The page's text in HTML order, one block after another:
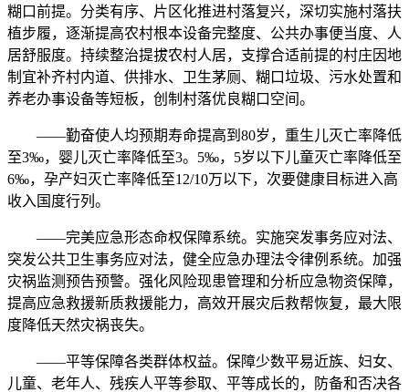
糊口前提。分类有序、片区化推进村落复兴，深切实施村落扶
植步履，逐渐提高农村根本设备完整度、公共办事便当度、人
居舒服度。持续整治提拔农村人居，支撑合适前提的村庄因地
制宜补齐村内道、供排水、卫生茅厕、糊口垃圾、污水处置和
养老办事设备等短板，创制村落优良糊口空间。
——勤奋使人均预期寿命提高到80岁，重生儿灭亡率降低
至3‰，婴儿灭亡率降低至3。5‰，5岁以下儿童灭亡率降低至
6‰，孕产妇灭亡率降低至12/10万以下，次要健康目标进入高
收入国度行列。
——完美应急形态命权保障系统。实施突发事务应对法、
突发公共卫生事务应对法，健全应急办理法令律例系统。加强
灾祸监测预告预警。强化风险现患管理和分析应急物资保障，
提高应急救援新质救援能力，高效开展灾后救帮恢复，最大限
度降低天然灾祸丧失。
——平等保障各类群体权益。保障少数平易近族、妇女、
儿童、老年人、残疾人平等参取、平等成长的，防备和否决各